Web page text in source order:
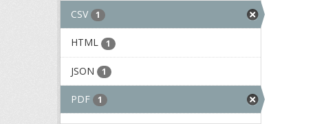
CSV 1
HTML 1
JSON 1
PDF 1